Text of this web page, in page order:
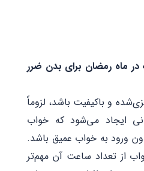
در ماه رمضان برای بدن ضرر
و باکیفیت باشد، لزوماً
ایجاد می‌شود که خواب
ورود به خواب عمیق باشد.
از تعداد ساعت آن مهم‌تر